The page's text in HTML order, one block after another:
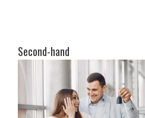
Second-hand